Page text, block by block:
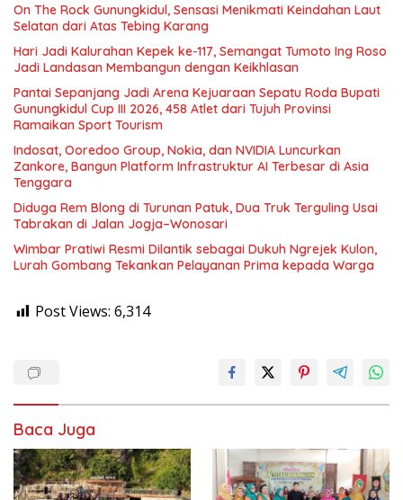
On The Rock Gunungkidul, Sensasi Menikmati Keindahan Laut
Selatan dari Atas Tebing Karang
Hari Jadi Kalurahan Kepek ke-117, Semangat Tumoto Ing Roso
Jadi Landasan Membangun dengan Keikhlasan
Pantai Sepanjang Jadi Arena Kejuaraan Sepatu Roda Bupati
Gunungkidul Cup III 2026, 458 Atlet dari Tujuh Provinsi
Ramaikan Sport Tourism
Indosat, Ooredoo Group, Nokia, dan NVIDIA Luncurkan
Zankore, Bangun Platform Infrastruktur AI Terbesar di Asia
Tenggara
Diduga Rem Blong di Turunan Patuk, Dua Truk Terguling Usai
Tabrakan di Jalan Jogja–Wonosari
Wimbar Pratiwi Resmi Dilantik sebagai Dukuh Ngrejek Kulon,
Lurah Gombang Tekankan Pelayanan Prima kepada Warga
Post Views: 6,314
Baca Juga